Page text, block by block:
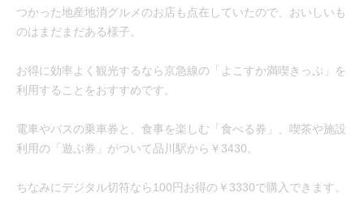
つかった地産地消グルメのお店も点在していたので、おいしいも
のはまだまだある様子。
お得に効率よく観光するなら京急線の「よこすか満喫きっぷ」を
利用することをおすすめです。
電車やバスの乗車券と、食事を楽しむ「食べる券」、喫茶や施設
利用の「遊ぶ券」がついて品川駅から￥3430。
ちなみにデジタル切符なら100円お得の￥3330で購入できます。